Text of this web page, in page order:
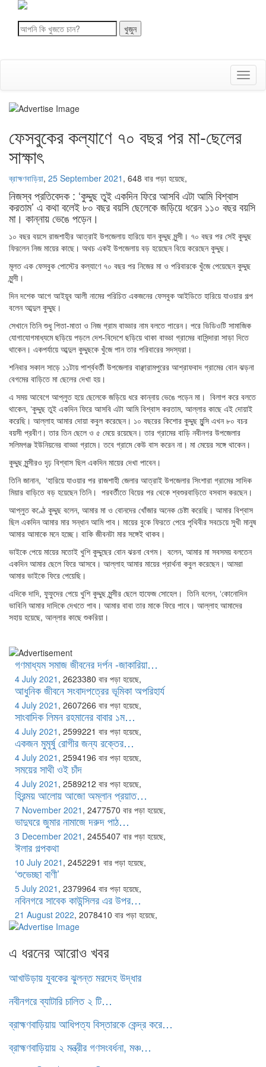
ফেসবুকের কল্যাণে ৭০ বছর পর মা-ছেলের
সাক্ষাৎ
ব্রাহ্মণবাড়িয়া, 25 September 2021 , 648 বার পড়া হয়েছে,
নিজস্ব প্রতিবেদক : ‘কুদ্দুছ তুই একদিন ফিরে আসবি এটা আমি বিশ্বাস
করতাম’ এ কথা বলেই ৮০ বছর বয়সি ছেলেকে জড়িয়ে ধরেন ১১০ বছর বয়সি
মা। কান্নায় ভেঙে পড়েন।
১০ বছর বয়সে রাজশাহীর আত্রাই উপজেলায় হারিয়ে যান কুদ্দুছ মুন্সী। ৭০ বছর পর সেই কুদ্দুছ
ফিরলেন নিজ মায়ের কাছে। অথচ একই উপজেলায় বড় হয়েছেন বিয়ে করেছেন কুদ্দুছ।
মূলত এক ফেসবুক পোস্টের কল্যাণে ৭০ বছর পর নিজের মা ও পরিবারকে খুঁজে পেয়েছেন কুদ্দুছ
মুন্সী।
দিন দশেক আগে আইয়ূব আলী নামের পরিচিত একজনের ফেসবুক আইডিতে হারিয়ে যাওয়ার গল্প
বলেন আব্দুল কুদ্দুছ।
সেখানে তিনি শুধু পিতা-মাতা ও নিজ গ্রাম বাড্ডার নাম বলতে পারেন। পরে ভিডিওটি সামাজিক
যোগাযোগমাধ্যমে ছড়িয়ে পড়লে দেশ-বিদেশে ছড়িয়ে থাকা বাড্ডা গ্রামের বাসিন্দারা সাড়া দিতে
থাকেন। একপর্যায়ে আব্দুল কুদ্দুছকে খুঁজে পান তার পরিবারের সদস্যরা।
শনিবার সকাল সাড়ে ১১টায় পার্শ্ববর্তী উপজেলার বাঞ্ছারামপুরের আশ্রাফবাদ গ্রামের বোন ঝড়না
বেগমের বাড়িতে মা ছেলের দেখা হয়।
এ সময় আবেগে আপ্লুত হয়ে ছেলেকে জড়িয়ে ধরে কান্নায় ভেঙে পড়েন মা। বিলাপ করে বলতে
থাকেন, ‘কুদ্দুছ তুই একদিন ফিরে আসবি এটা আমি বিশ্বাস করতাম, আল্লার কাছে এই দোয়াই
করেছি। আল্লাহ আমার দোয়া কবুল করেছেন। ১০ বছরের কিশোর কুদ্দুছ মুন্সি এখন ৮০ বচর
বয়সী প্রবীণ। তার তিন ছেলে ও ৫ মেয়ে রয়েছেন। তার গ্রামের বাড়ি নবীনগর উপজেলার
সলিমগঞ্জ ইউনিয়নের বাড্ডা গ্রামে। তবে গ্রামে কেউ বাস করেন না। মা মেয়ের সঙ্গে থাকেন।
কুদ্দুছ মুন্সীরও দৃঢ় বিশ্বাস ছিল একদিন মায়ের দেখা পাবেন।
তিনি জানান, ‘হারিয়ে যাওয়ার পর রাজশাহী জেলার আত্রাই উপজেলার সিংশারা গ্রামের সাদিক
মিয়ার বাড়িতে বড় হয়েছেন তিনি। পরবর্তীতে বিয়ের পর থেকে শ্বশুরবাড়িতে বসবাস করছেন।
আপ্লুত কণ্ঠে কুদ্দুছ বলেন, আমার মা ও বোনদের খোঁজার অনেক চেষ্টা করেছি। আমার বিশ্বাস
ছিল একদিন আমার মার সন্ধান আমি পাব। মায়ের বুকে ফিরতে পেরে পৃথিবীর সবচেয়ে সুখী মানুষ
আমার আমাকে মনে হচ্ছে। বাকি জীবনটা মার সঙ্গেই থাকব।
ভাইকে পেয়ে মায়ের মতোই খুশি কুদ্দুছের বোন ঝরনা বেগম। বলেন, আমার মা সবসময় বলতেন
একদিন আমার ছেলে ফিরে আসবে। আল্লাহ আমার মায়ের প্রার্থনা কবুল করেছেন। আমরা
আমার ভাইকে ফিরে পেয়েছি।
এদিকে দাদি, ফুফুদের পেয়ে খুশি কুদ্দুছ মুন্সীর ছেলে হাফেজ সোহেল। তিনি বলেন, ‘কোনোদিন
ভাবিনি আমার দাদিকে দেখতে পাব। আমার বাবা তার মাকে ফিরে পাবে। আল্লাহ আমাদের
সহায় হয়েছে, আল্লার কাছে শুকরিয়া।
গণমাধ্যম সমাজ জীবনের দর্পন -জাকারিয়া…
4 July 2021 , 2623380 বার পড়া হয়েছে,
আধুনিক জীবনে সংবাদপত্রের ভূমিকা অপরিহার্য
4 July 2021 , 2607266 বার পড়া হয়েছে,
সাংবাদিক লিমন রহমানের বাবার ১ম…
4 July 2021 , 2599221 বার পড়া হয়েছে,
একজন মুমূর্ষু রোগীর জন্য রক্তের…
4 July 2021 , 2594196 বার পড়া হয়েছে,
সময়ের সাথী ওই চাঁদ
4 July 2021 , 2589212 বার পড়া হয়েছে,
হিরন্ময় আলোয় আজো অম্লান প্রয়াত…
7 November 2021 , 2477570 বার পড়া হয়েছে,
ভাদুঘরে জুমার নামাজে দরুদ পাঠ…
3 December 2021 , 2455407 বার পড়া হয়েছে,
ঈলার গল্পকথা
10 July 2021 , 2452291 বার পড়া হয়েছে,
‘শুভেচ্ছা বাণী’
5 July 2021 , 2379964 বার পড়া হয়েছে,
নবিনগরে সাবেক কাউন্সিলর এর উপর…
21 August 2022, 2078410 বার পড়া হয়েছে,
এ ধরনের আরোও খবর
আখাউড়ায় যুবকের ঝুলন্ত মরদেহ উদ্ধার
নবীনগরে ব্যাটারি চালিত ২ টি…
ব্রাহ্মণবাড়িয়ায় আধিপত্য বিস্তারকে কেন্দ্র করে…
ব্রাহ্মণবাড়িয়ায় ২ মন্ত্রীর গণসংবর্ধনা, মঞ্চ…